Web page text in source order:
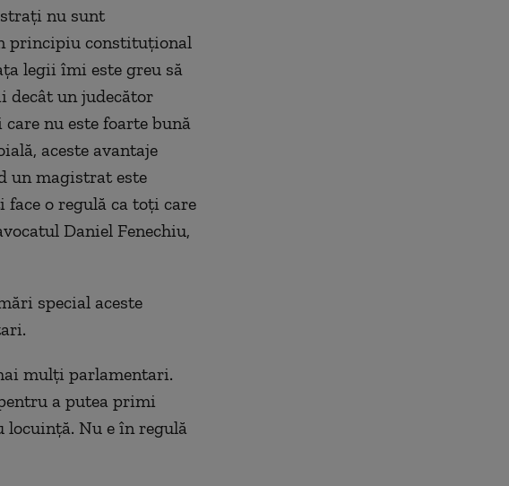
nu sunt
principiu constituţional
legii îmi este greu să
decât un judecător
nu este foarte bună
aceste avantaje
un magistrat este
o regulă ca toţi care
Daniel Fenechiu,
special aceste
mulţi parlamentari.
a putea primi
locuinţă. Nu e în regulă